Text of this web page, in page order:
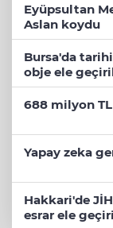
Eyüpsultan
Aslan koydu
Bursa'da
obje ele
688 milyon
Yapay zeka
Hakkari'de
esrar ele